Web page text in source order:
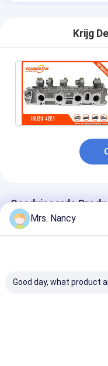
auto turbolader
Automobiele
motorklepknop
Krijg
Geadviseerde
Mrs. Nancy
Good day, what product